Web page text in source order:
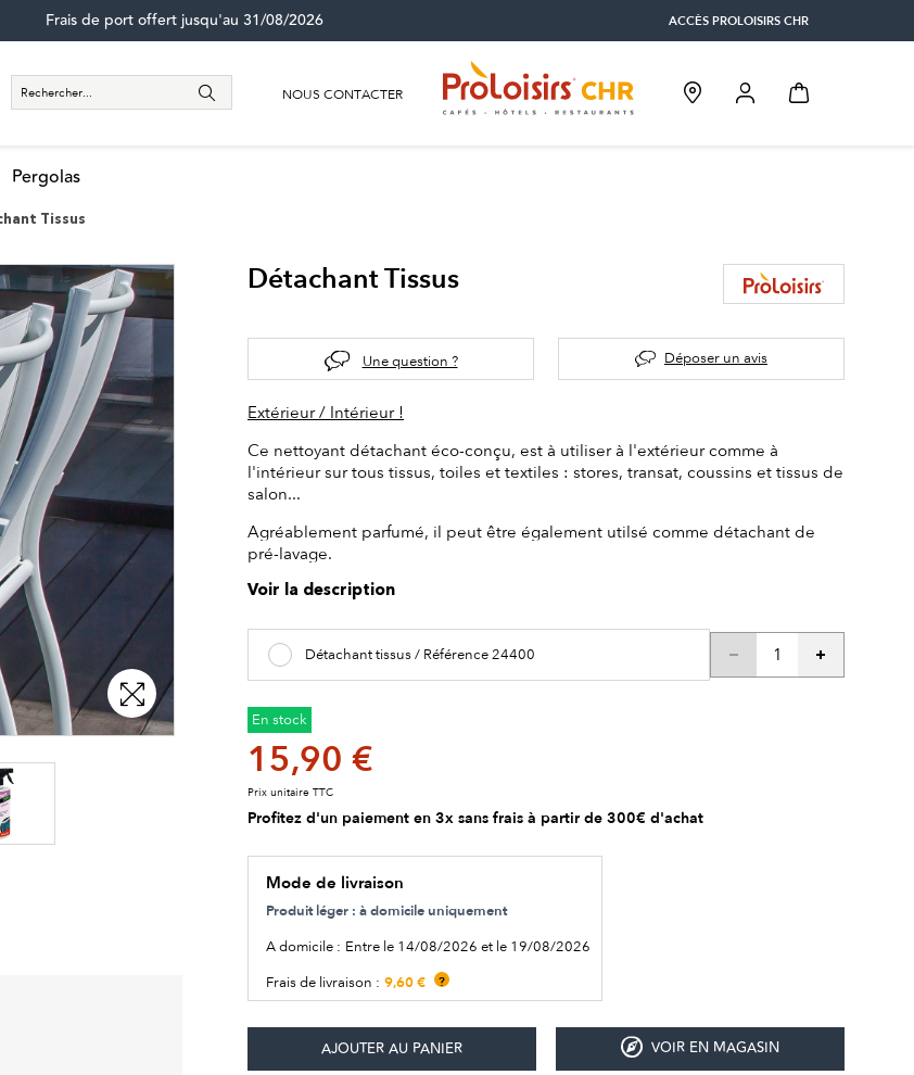
ACCÈS PROLOISIRS CHR
Frais de port offert jusqu'au 31/08/2026
NOUS CONTACTER
Pergolas
Tissus
Détachant Tissus
Une question ? Déposer un avis
Extérieur / Intérieur !
Ce nettoyant détachant éco-conçu, est à utiliser à l'extérieur comme à
l'intérieur sur tous tissus, toiles et textiles : stores, transat, coussins et tissus de
salon...
Agréablement parfumé, il peut être également utilsé comme détachant de
pré-lavage.
Voir la description
Détachant tissus / Référence 24400
En stock
15,90 €
Prix unitaire TTC
Profitez d'un paiement en 3x sans frais à partir de 300€ d'achat
Mode de livraison
Produit léger : à domicile uniquement
A domicile : Entre le 14/08/2026 et le 19/08/2026
Frais de livraison : 9,60 € ?
VOIR EN MAGASIN